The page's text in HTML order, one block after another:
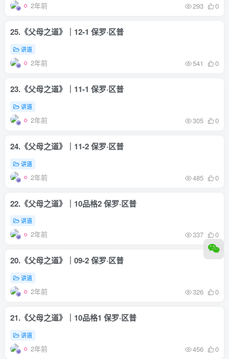
2年前 293 0
25.《父母之道》｜12-1 保罗·区普
讲道
2年前 541 0
23.《父母之道》｜11-1 保罗·区普
讲道
2年前 305 0
24.《父母之道》｜11-2 保罗·区普
讲道
2年前 485 0
22.《父母之道》｜10品格2 保罗·区普
讲道
2年前 337 0
20.《父母之道》｜09-2 保罗·区普
讲道
2年前 326 0
21.《父母之道》｜10品格1 保罗·区普
讲道
2年前 456 0